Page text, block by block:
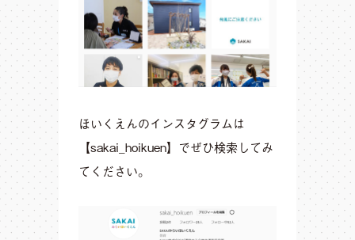
ほいくえんのインスタグラムは
【sakai_hoikuen】でぜひ検索してみ
てください。